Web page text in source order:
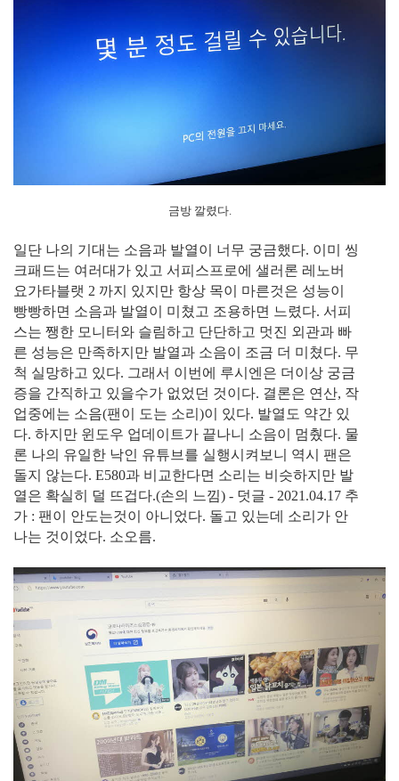
금방 깔렸다.
일단 나의 기대는 소음과 발열이 너무 궁금했다. 이미 씽
크패드는 여러대가 있고 서피스프로에 샐러론 레노버
요가타블랫 2 까지 있지만 항상 목이 마른것은 성능이
빵빵하면 소음과 발열이 미쳤고 조용하면 느렸다. 서피
스는 쨍한 모니터와 슬림하고 단단하고 멋진 외관과 빠
른 성능은 만족하지만 발열과 소음이 조금 더 미쳤다. 무
척 실망하고 있다. 그래서 이번에 루시엔은 더이상 궁금
증을 간직하고 있을수가 없었던 것이다. 결론은 연산, 작
업중에는 소음(팬이 도는 소리)이 있다. 발열도 약간 있
다. 하지만 윈도우 업데이트가 끝나니 소음이 멈췄다. 물
론 나의 유일한 낙인 유튜브를 실행시켜보니 역시 팬은
돌지 않는다. E580과 비교한다면 소리는 비슷하지만 발
열은 확실히 덜 뜨겁다.(손의 느낌) - 덧글 - 2021.04.17 추
가 : 팬이 안도는것이 아니었다. 돌고 있는데 소리가 안
나는 것이었다. 소오름.